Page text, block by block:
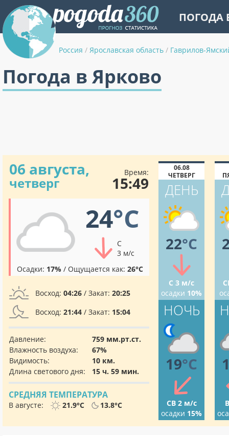
ПОГОДА
Россия / Ярославская область / Гаврилов-
Погода в Ярково
06 августа,
четверг
Время:
15:49
24°C
С
3 м/с
Осадки: 17% / Ощущается как: 26°C
Восход: 04:26 / Закат: 20:25
Восход: 21:44 / Закат: 15:04
Давление:
759 мм.рт.ст.
Влажность воздуха:
67%
Видимость:
10 км.
Длина светового дня:
15 ч. 59 мин.
СРЕДНЯЯ ТЕМПЕРАТУРА
В августе: 21.9°C 13.8°C
06.08
ЧЕТВЕРГ
ДЕНЬ
22°C
С 3 м/с
осадки 10%
НОЧЬ
19°C
СВ 2 м/с
осадки 15%